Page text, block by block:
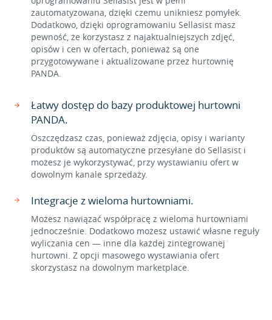
zautomatyzowana, dzięki czemu unikniesz pomyłek.
Dodatkowo, dzięki oprogramowaniu Sellasist masz
pewność, że korzystasz z najaktualniejszych zdjęć,
opisów i cen w ofertach, ponieważ są one
przygotowywane i aktualizowane przez hurtownię
PANDA.
Łatwy dostęp do bazy produktowej hurtowni
PANDA.
Oszczędzasz czas, ponieważ zdjęcia, opisy i warianty
produktów są automatyczne przesyłane do Sellasist i
możesz je wykorzystywać, przy wystawianiu ofert w
dowolnym kanale sprzedaży.
Integracje z wieloma hurtowniami.
Możesz nawiązać współpracę z wieloma hurtowniami
jednocześnie. Dodatkowo możesz ustawić własne reguły
wyliczania cen — inne dla każdej zintegrowanej
hurtowni. Z opcji masowego wystawiania ofert
skorzystasz na dowolnym marketplace.